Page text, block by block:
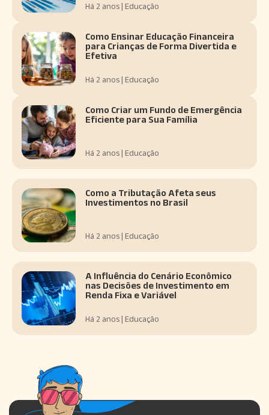
Há 2 anos | Educação
Como Ensinar Educação Financeira
para Crianças de Forma Divertida e
Efetiva
Há 2 anos | Educação
Como Criar um Fundo de Emergência
Eficiente para Sua Família
Há 2 anos | Educação
Como a Tributação Afeta seus
Investimentos no Brasil
Há 2 anos | Educação
A Influência do Cenário Econômico
nas Decisões de Investimento em
Renda Fixa e Variável
Há 2 anos | Educação